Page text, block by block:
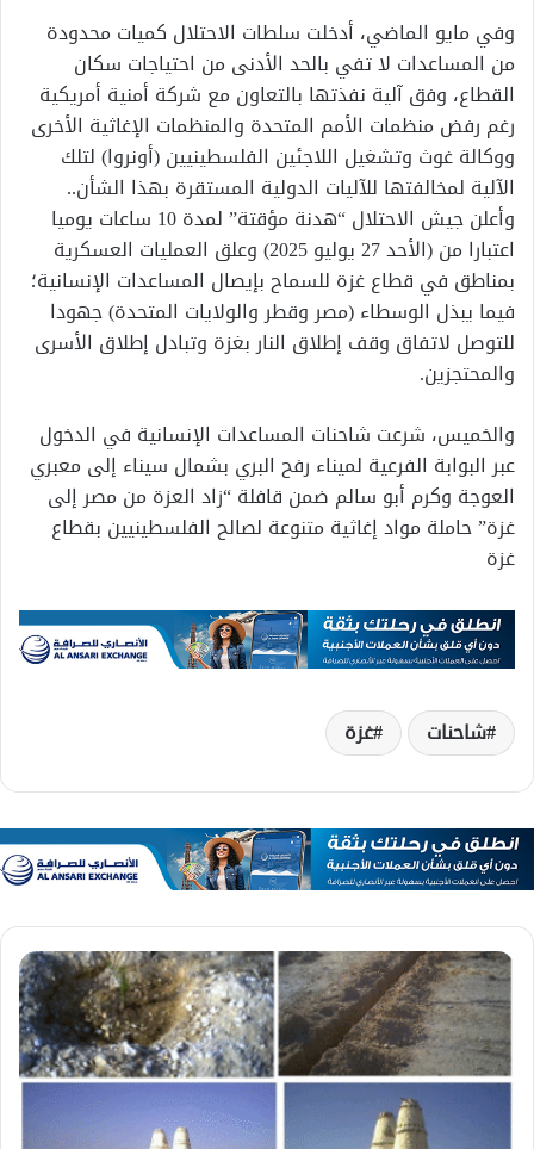
وفي مايو الماضي، أدخلت سلطات الاحتلال كميات محدودة
من المساعدات لا تفي بالحد الأدنى من احتياجات سكان
القطاع، وفق آلية نفذتها بالتعاون مع شركة أمنية أمريكية
رغم رفض منظمات الأمم المتحدة والمنظمات الإغاثية الأخرى
ووكالة غوث وتشغيل اللاجئين الفلسطينيين (أونروا) لتلك
الآلية لمخالفتها للآليات الدولية المستقرة بهذا الشأن..
وأعلن جيش الاحتلال “هدنة مؤقتة” لمدة 10 ساعات يوميا
اعتبارا من (الأحد 27 يوليو 2025) وعلق العمليات العسكرية
بمناطق في قطاع غزة للسماح بإيصال المساعدات الإنسانية؛
فيما يبذل الوسطاء (مصر وقطر والولايات المتحدة) جهودا
للتوصل لاتفاق وقف إطلاق النار بغزة وتبادل إطلاق الأسرى
والمحتجزين.
والخميس، شرعت شاحنات المساعدات الإنسانية في الدخول
عبر البوابة الفرعية لميناء رفح البري بشمال سيناء إلى معبري
العوجة وكرم أبو سالم ضمن قافلة “زاد العزة من مصر إلى
غزة” حاملة مواد إغاثية متنوعة لصالح الفلسطينيين بقطاع
غزة
شاحنات غزة